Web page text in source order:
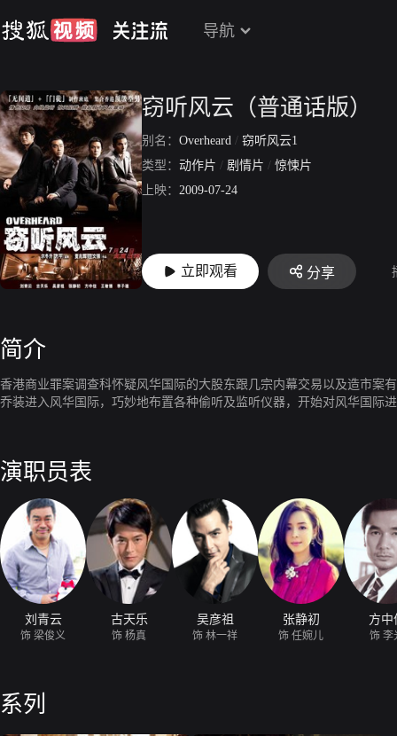
导航
窃听风云（普通话版）
别名： Overheard / 窃听风云1
类型： 动作片 / 剧情片 / 惊悚片
上映： 2009-07-24
立即观看 分享
简介
香港商业罪案调查科怀疑风华国际的大股东跟几宗内幕交易以及造市案
乔装进入风华国际，巧妙地布置各种偷听及监听仪器，开始对风华国际
演职员表
刘青云
饰 梁俊义
古天乐
饰 杨真
吴彦祖
饰 林一祥
张静初
饰 任婉儿
方中
饰 李
系列